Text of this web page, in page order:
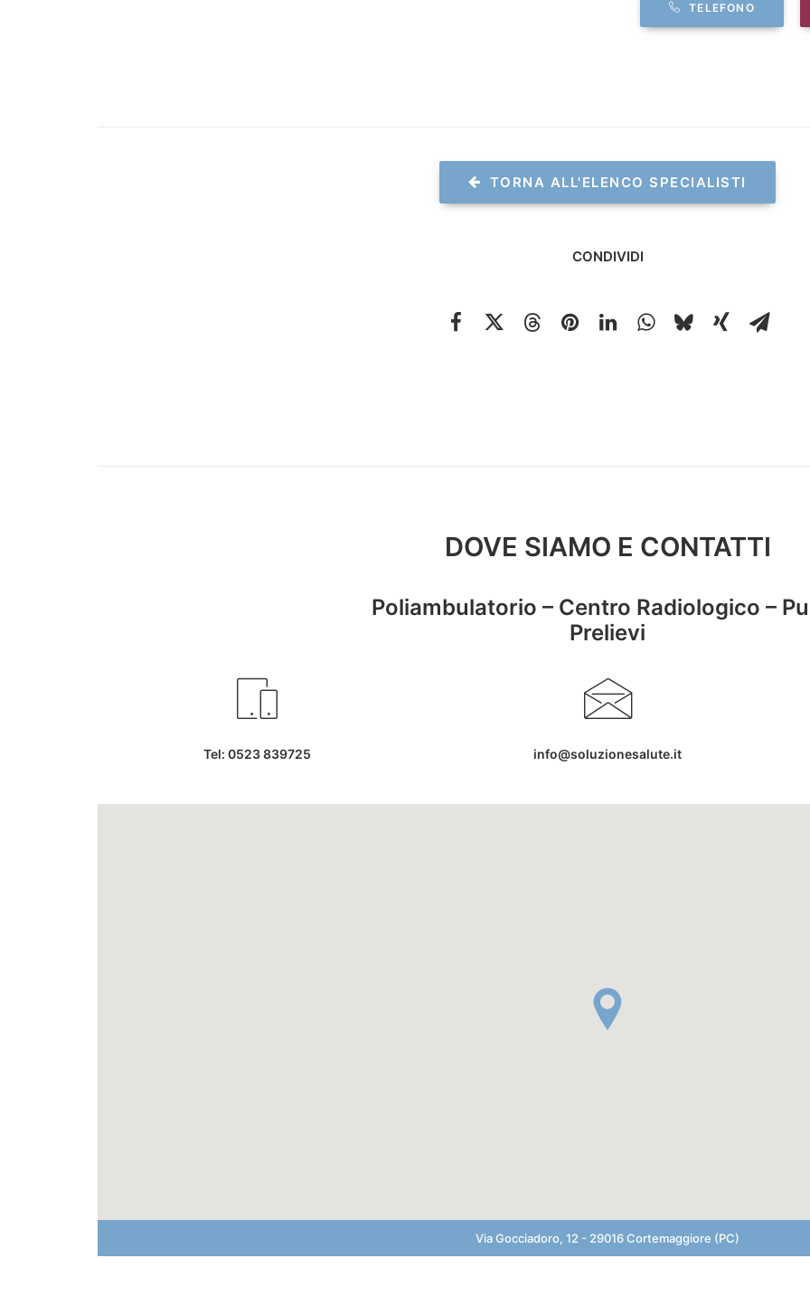
TELEFONO
TORNA ALL'ELENCO SPECIALISTI
CONDIVIDI
DOVE SIAMO E CONTATTI
Poliambulatorio – Centro Radiologico –
Prelievi
Tel: 0523 839725 info@soluzionesalute.it
Via Gocciadoro, 12 - 29016 Cortemaggiore (PC)